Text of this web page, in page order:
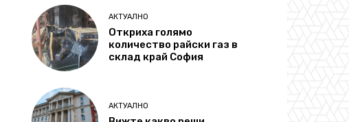
АКТУАЛНО
Откриха голямо
количество райски газ в
склад край София
АКТУАЛНО